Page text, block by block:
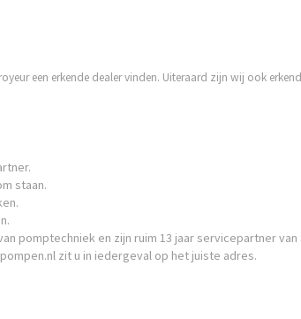
een erkende dealer vinden. Uiteraard zijn wij ook
staan.
pomptechniek en zijn ruim 13 jaar servicepartner van
zit u in iedergeval op het juiste adres.